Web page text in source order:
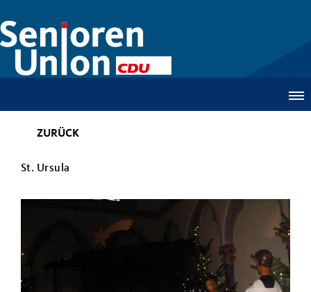
ZURÜCK
St. Ursula